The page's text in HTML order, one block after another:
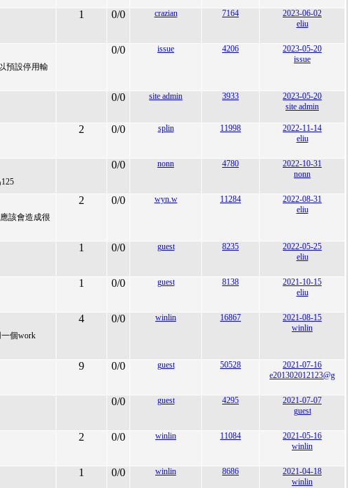
1 0/0 crazian 7164
2023-06-02
eliu
預設停用輸
0/0 issue 4206
2023-05-20
issue
0/0 site admin 3933
2023-05-20
site admin
2 0/0 splin 11998
2022-11-14
eliu
0/0 nonn 4780
2022-10-31
nonn
該會造成很
2 0/0 wyn.w 11284
2022-08-31
eliu
1 0/0 guest 8235
2022-05-25
eliu
1 0/0 guest 8138
2021-10-15
eliu
個work
4 0/0 winlin 16867
2021-08-15
winlin
9 0/0 guest 50528
2021-07-16
e201302012123@g
0/0 guest 4295
2021-07-07
guest
2 0/0 winlin 11084
2021-05-16
winlin
1 0/0 winlin 8686
2021-04-18
winlin